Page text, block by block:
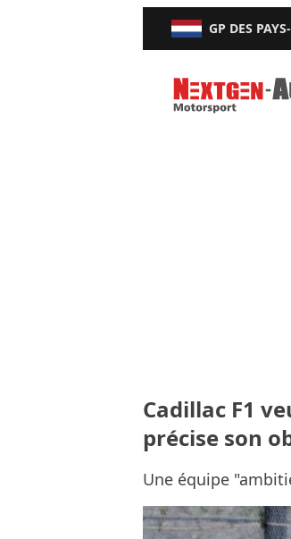
GP DES
Nextgen-
Cadillac F1
précise son
Une équipe